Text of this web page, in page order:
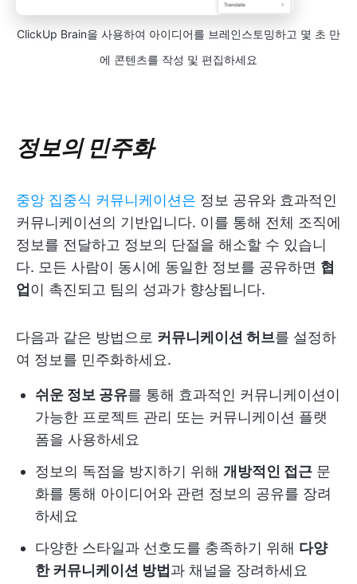
ClickUp Brain을 사용하여 아이디어를 브레인스토밍하고 몇 초 만
에 콘텐츠를 작성 및 편집하세요
정보의 민주화
중앙 집중식 커뮤니케이션은 정보 공유와 효과적인
커뮤니케이션의 기반입니다. 이를 통해 전체 조직에
정보를 전달하고 정보의 단절을 해소할 수 있습니
다. 모든 사람이 동시에 동일한 정보를 공유하면 협
업이 촉진되고 팀의 성과가 향상됩니다.
다음과 같은 방법으로 커뮤니케이션 허브를 설정하
여 정보를 민주화하세요.
쉬운 정보 공유를 통해 효과적인 커뮤니케이션이
가능한 프로젝트 관리 또는 커뮤니케이션 플랫
폼을 사용하세요
정보의 독점을 방지하기 위해 개방적인 접근 문
화를 통해 아이디어와 관련 정보의 공유를 장려
하세요
다양한 스타일과 선호도를 충족하기 위해 다양
한 커뮤니케이션 방법과 채널을 장려하세요